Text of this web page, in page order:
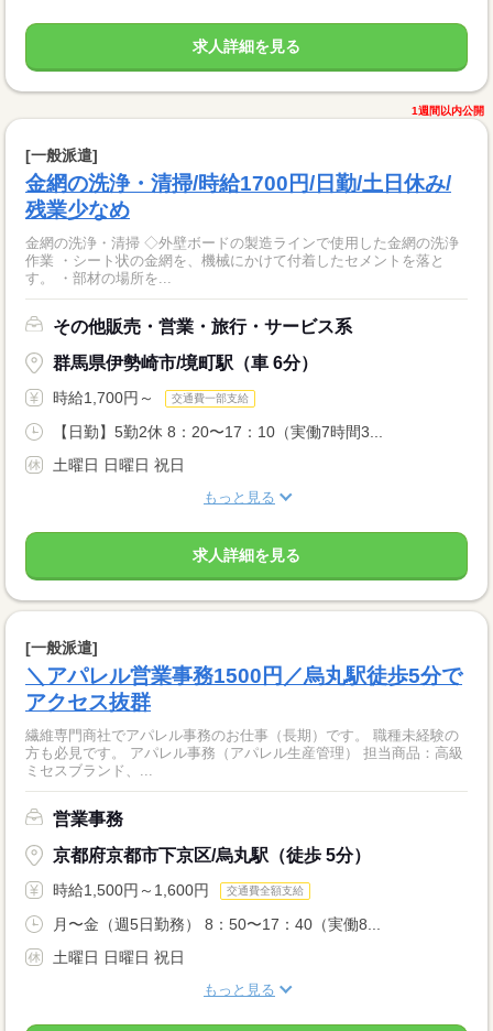
求人詳細を見る
1週間以内公開
[一般派遣]
金網の洗浄・清掃/時給1700円/日勤/土日休み/
残業少なめ
金網の洗浄・清掃 ◇外壁ボードの製造ラインで使用した金網の洗浄
作業 ・シート状の金網を、機械にかけて付着したセメントを落と
す。 ・部材の場所を...
その他販売・営業・旅行・サービス系
群馬県伊勢崎市/境町駅（車 6分）
時給1,700円～ 交通費一部支給
【日勤】5勤2休 8：20〜17：10（実働7時間3...
土曜日 日曜日 祝日
もっと見る
求人詳細を見る
[一般派遣]
＼アパレル営業事務1500円／烏丸駅徒歩5分で
アクセス抜群
繊維専門商社でアパレル事務のお仕事（長期）です。 職種未経験の
方も必見です。 アパレル事務（アパレル生産管理） 担当商品：高級
ミセスブランド、...
営業事務
京都府京都市下京区/烏丸駅（徒歩 5分）
時給1,500円～1,600円 交通費全額支給
月〜金（週5日勤務） 8：50〜17：40（実働8...
土曜日 日曜日 祝日
もっと見る